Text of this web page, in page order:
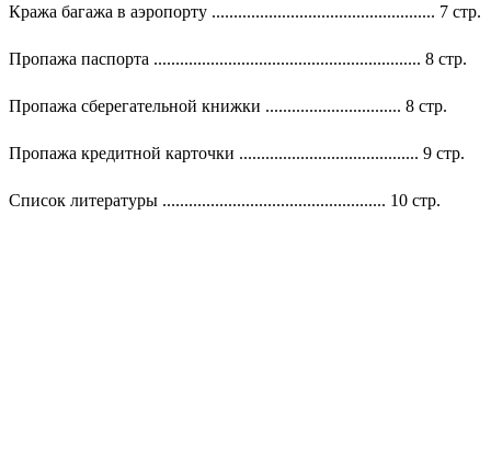
Кража багажа в аэропорту ................................................... 7 стр.
Пропажа паспорта ............................................................. 8 стр.
Пропажа сберегательной книжки ............................... 8 стр.
Пропажа кредитной карточки ......................................... 9 стр.
Список литературы ................................................... 10 стр.